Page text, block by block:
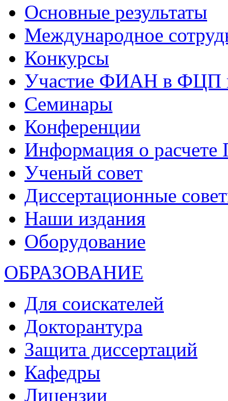
Основные результаты
Международное
Конкурсы
Участие ФИАН в ФЦП
Семинары
Конференции
Информация о
Ученый совет
Диссертационные
Наши издания
Оборудование
ОБРАЗОВАНИЕ
Для соискателей
Докторантура
Защита диссертаций
Кафедры
Лицензии